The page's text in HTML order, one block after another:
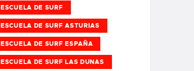
ESCUELA DE SURF
ESCUELA DE SURF ASTURIAS
ESCUELA DE SURF ESPAÑA
ESCUELA DE SURF LAS DUNAS